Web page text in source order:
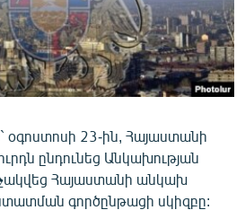
օգոստոսի 23-ին, Հայաստանի
ընդունեց Անկախության
Հայաստանի անկախ
գործընթացի սկիզբը: